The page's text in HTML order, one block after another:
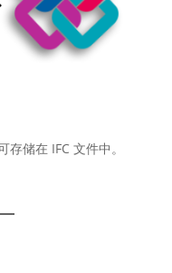
储在 IFC 文件中。